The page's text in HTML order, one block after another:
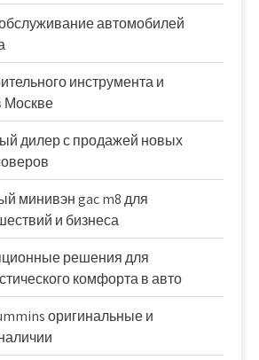
автомобилей
инструмента и
Москве
дилер с продажей новых
минивэн gac m8 для
и бизнеса
решения для
комфорта в авто
оригинальные и